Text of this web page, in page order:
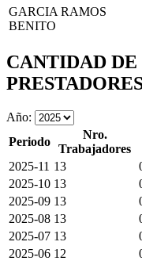
GARCIA RAMOS
BENITO
CANTIDAD
Año:
Periodo
Nro.
Trabajadores
2025-11 13
2025-10 13
2025-09 13
2025-08 13
2025-07 13
2025-06 12